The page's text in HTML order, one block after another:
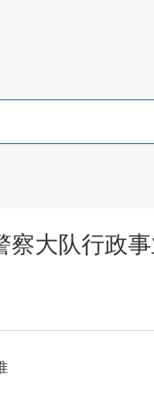
察大队行政